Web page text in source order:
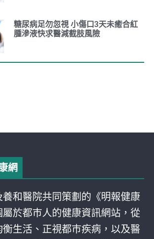
糖尿病足勿忽視 小傷口3天未癒合紅
腫滲液快求醫減截肢風險
網
養和醫院共同策劃的《明報健康
於都巿人的健康資訊網站，從
生活、正視都巿疾病，以及醫